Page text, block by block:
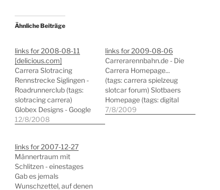
Ähnliche Beiträge
links for 2008-08-11
[delicious.com]
Carrera Slotracing
Rennstrecke Siglingen -
Roadrunnerclub (tags:
slotracing carrera)
Globex Designs - Google
Redesigned (tags: google
124 und Zubehör von
Carrera - günstig
einkaufen bei der-
slotshop.de (tags:
slotracing slotcars
12/8/2008
links for 2009-08-06
Carrerarennbahn.de - Die
Carrera Homepage...
(tags: carrera spielzeug
slotcar forum) Slotbaers
Homepage (tags: digital
slotcars anleitungen
7/8/2009
links for 2007-12-27
Männertraum mit
Schlitzen - einestages
Gab es jemals
Wunschzettel, auf denen